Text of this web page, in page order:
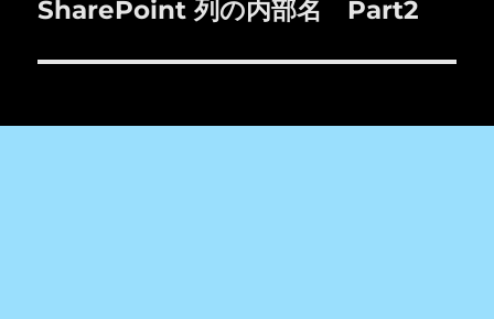
ー
シ
次
投
SharePoint 列の内部名 Part2